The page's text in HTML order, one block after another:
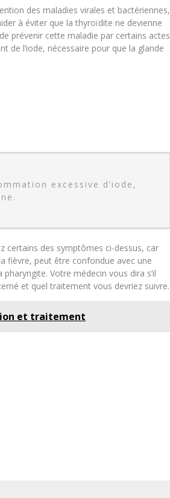
des maladies virales et bactériennes,
à éviter que la thyroïdite ne devienne
prévenir cette maladie par certains actes
de l’iode, nécessaire pour que la glande
excessive d’iode,
certains des symptômes ci-dessus, car
fièvre, peut être confondue avec une
Votre médecin vous dira s’il
et quel traitement vous devriez suivre.
et traitement